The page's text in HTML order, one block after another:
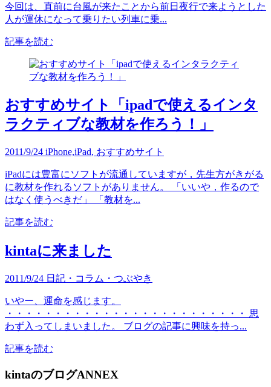
今回は、直前に台風が来たことから前日夜行で来ようとした
人が運休になって乗りたい列車に乗...
記事を読む
おすすめサイト「ipadで使えるインタ
ラクティブな教材を作ろう！」
2011/9/24 iPhone,iPad, おすすめサイト
iPadには豊富にソフトが流通していますが，先生方がきがる
に教材を作れるソフトがありません。 「いいや，作るので
はなく使うべきだ」 「教材を...
記事を読む
kintaに来ました
2011/9/24 日記・コラム・つぶやき
いやー、運命を感じます。
・・・・・・・・・・・・・・・・・・・・・・・・・ 思
わず入ってしまいました。 ブログの記事に興味を持っ...
記事を読む
kintaのブログANNEX